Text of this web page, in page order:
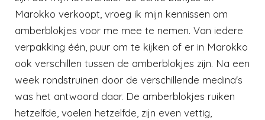
Marokko verkoopt, vroeg ik mijn kennissen om
amberblokjes voor me mee te nemen. Van iedere
verpakking één, puur om te kijken of er in Marokko
ook verschillen tussen de amberblokjes zijn. Na een
week rondstruinen door de verschillende medina's
was het antwoord daar. De amberblokjes ruiken
hetzelfde, voelen hetzelfde, zijn even vettig,